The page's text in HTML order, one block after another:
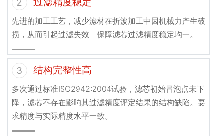
2
先进的加工工艺，减少滤材在折波加工中因机械力产生破
损，从而引起过滤失效，保障滤芯过滤精度稳定均一。
3 结构完整性高
多次通过标准ISO2942:2004试验，滤芯初始冒泡点未下
降，滤芯不存在影响其过滤精度评定结果的结构缺陷。要
求精度与实际精度水平一致。